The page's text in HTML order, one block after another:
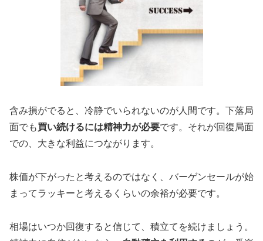
含み損がでると、冷静でいられないのが人間です。下落局
面でも買い続けるには精神力が必要です。それが回復局面
での、大きな利益につながります。
株価が下がったと考えるのではなく、バーゲンセールが始
まってラッキーと考えるくらいの余裕が必要です。
相場はいつか回復すると信じて、積立てを続けましょう。